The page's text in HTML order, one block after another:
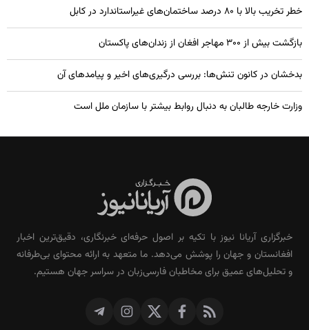
خطر تخریب بالا با ۸۰ درصد ساختمان‌های غیراستاندارد در کابل
بازگشت بیش از ۳۰۰ مهاجر افغان از زندان‌های پاکستان
بدخشان در کانون تنش‌ها: بررسی درگیری‌های اخیر و پیامدهای آن
وزارت خارجه طالبان به دنبال روابط بیشتر با سازمان ملل است
خبرگزاری آریانا نیوز با تکیه بر اصول حرفه‌ای خبرنگاری، دقیق‌ترین اخبار
افغانستان و جهان را پوشش می‌دهد. ما متعهد به ارائه محتوای بی‌طرفانه
و تحلیل‌های عمیق برای مخاطبان فارسی‌زبان در سراسر جهان هستیم.